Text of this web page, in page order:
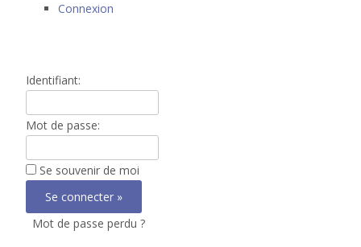
Connexion
Identifiant:
Mot de passe:
Se souvenir de moi
Mot de passe perdu ?